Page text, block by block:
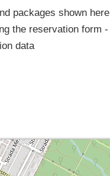
packages shown here
the reservation form -
data